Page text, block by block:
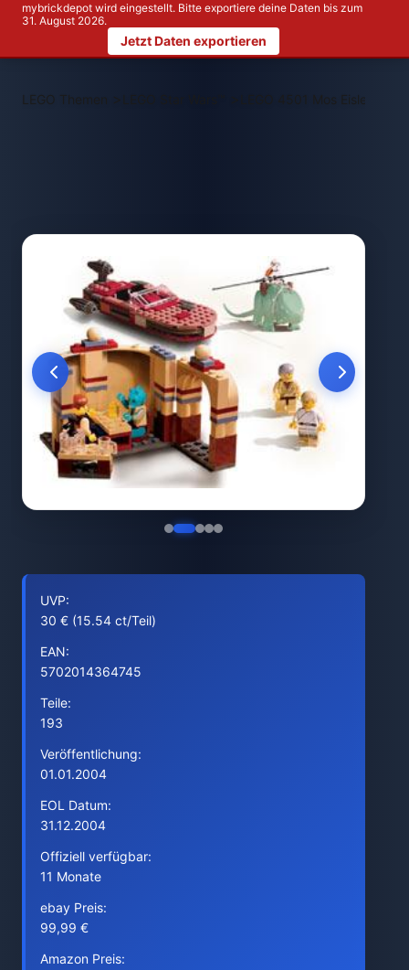
mybrickdepot wird eingestellt. Bitte exportiere deine Daten bis zum
31. August 2026.
Jetzt Daten exportieren
LEGO Themen > LEGO 4501 Mos Eisley
UVP:
30 € (15.54 ct/Teil)
EAN:
5702014364745
Teile:
193
Veröffentlichung:
01.01.2004
EOL Datum:
31.12.2004
Offiziell verfügbar:
11 Monate
ebay Preis:
99,99 €
Amazon Preis: